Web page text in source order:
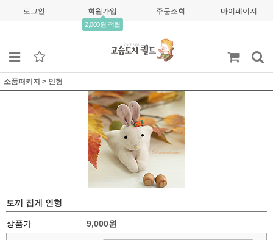
로그인 회원가입
2,000원 적립
주문조회 마이페이지
소품패키지 > 인형
토끼 집게 인형
상품가 9,000원